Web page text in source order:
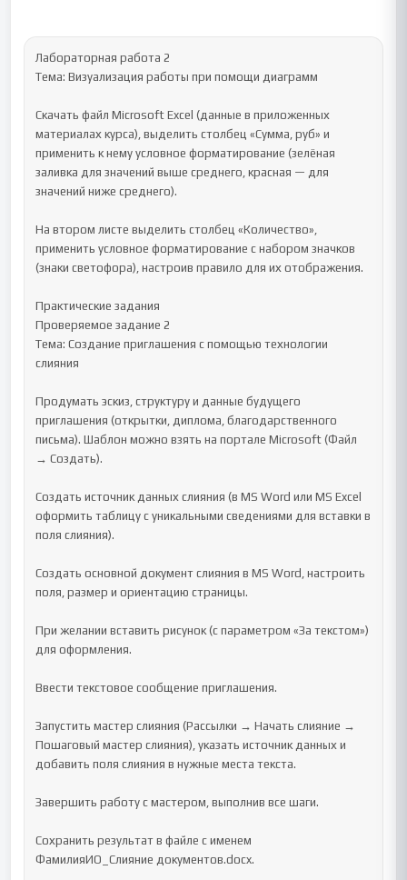
Лабораторная работа 2
Тема: Визуализация работы при помощи диаграмм
Скачать файл Microsoft Excel (данные в приложенных
материалах курса), выделить столбец «Сумма, руб» и
применить к нему условное форматирование (зелёная
заливка для значений выше среднего, красная — для
значений ниже среднего).
На втором листе выделить столбец «Количество»,
применить условное форматирование с набором значков
(знаки светофора), настроив правило для их отображения.
Практические задания
Проверяемое задание 2
Тема: Создание приглашения с помощью технологии
слияния
Продумать эскиз, структуру и данные будущего
приглашения (открытки, диплома, благодарственного
письма). Шаблон можно взять на портале Microsoft (Файл
→ Создать).
Создать источник данных слияния (в MS Word или MS Excel
оформить таблицу с уникальными сведениями для вставки в
поля слияния).
Создать основной документ слияния в MS Word, настроить
поля, размер и ориентацию страницы.
При желании вставить рисунок (с параметром «За текстом»)
для оформления.
Ввести текстовое сообщение приглашения.
Запустить мастер слияния (Рассылки → Начать слияние →
Пошаговый мастер слияния), указать источник данных и
добавить поля слияния в нужные места текста.
Завершить работу с мастером, выполнив все шаги.
Сохранить результат в файле с именем
ФамилияИО_Слияние документов.docx.